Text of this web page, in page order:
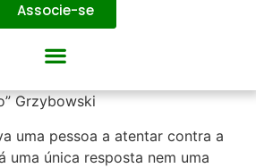
Associe-se
Grzybowski
uma pessoa a atentar contra a
uma única resposta nem uma